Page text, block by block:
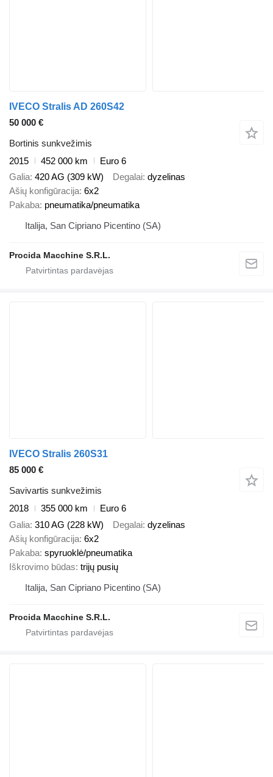
IVECO Stralis AD 260S42
50 000 €
Bortinis sunkvežimis
2015
452 000 km
Euro 6
Galia 420 AG (309 kW) Degalai dyzelinas
Ašių konfigūracija 6x2
Pakaba pneumatika/pneumatika
Italija, San Cipriano Picentino (SA)
Procida Macchine S.R.L.
IVECO Stralis 260S31
85 000 €
Savivartis sunkvežimis
2018
355 000 km
Euro 6
Galia 310 AG (228 kW) Degalai dyzelinas
Ašių konfigūracija 6x2
Pakaba spyruoklė/pneumatika
Iškrovimo būdas trijų pusių
Italija, San Cipriano Picentino (SA)
Procida Macchine S.R.L.